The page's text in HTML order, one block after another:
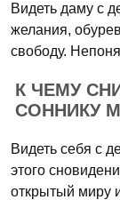
Видеть даму с
желания,
свободу.
К ЧЕМУ
СОННИКУ
Видеть себя с
этого
открытый миру